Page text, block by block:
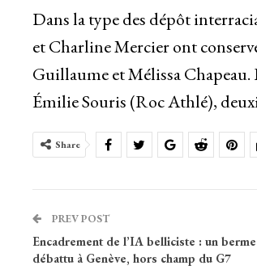
Dans la type des dépôt
et Charline Mercier ont
Guillaume et Mélissa
Émilie Souris (Roc Athlé),
Share
PREV POST
Encadrement de l’IA belliciste : un berme
débattu à Genève, hors champ du G7